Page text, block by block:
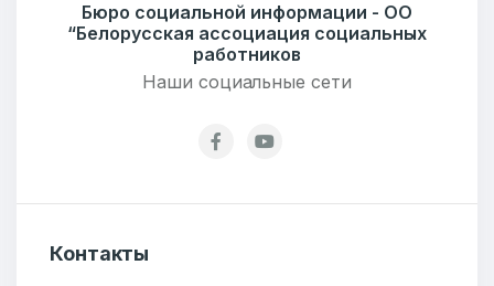
Бюро социальной информации - ОО
“Белорусская ассоциация социальных
работников
Наши социальные сети
Контакты